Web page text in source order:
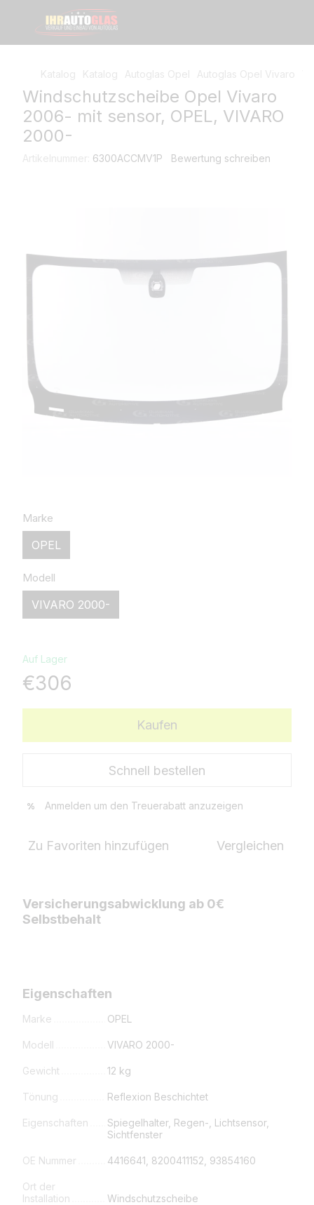
Katalog Katalog Autoglas Opel Autoglas Opel Vivaro
Windschutzscheibe Opel Vivaro
2006- mit sensor, OPEL, VIVARO
2000-
Artikelnummer: 6300ACCMV1P Bewertung schreiben
Marke
OPEL
Modell
VIVARO 2000-
Auf Lager
€306
Kaufen
Schnell bestellen
% Anmelden um den Treuerabatt anzuzeigen
Zu Favoriten hinzufügen Vergleichen
Versicherungsabwicklung ab 0€
Selbstbehalt
Eigenschaften
Marke OPEL
Modell VIVARO 2000-
Gewicht 12 kg
Tönung Reflexion Beschichtet
Eigenschaften
Spiegelhalter, Regen-, Lichtsensor,
Sichtfenster
OE Nummer 4416641, 8200411152, 93854160
Ort der
Installation
Windschutzscheibe